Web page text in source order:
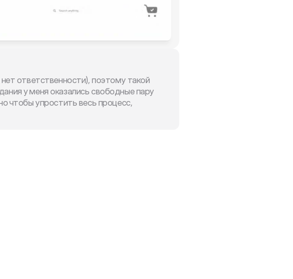
ответственности), поэтому такой
у меня оказались свободные пару
чтобы упростить весь процесс,